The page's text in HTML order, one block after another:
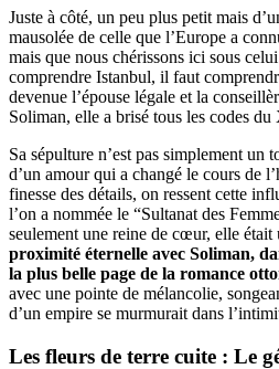
Juste à côté, un peu plus petit mais
mausolée de celle que l’Europe a
mais que nous chérissons ici sous
comprendre Istanbul, il faut
devenue l’épouse légale et la
Soliman, elle a brisé tous les codes
Sa sépulture n’est pas simplement un
d’un amour qui a changé le cours de
finesse des détails, on ressent cette
l’on a nommée le “Sultanat des
seulement une reine de cœur, elle
proximité éternelle avec Soliman,
la plus belle page de la romance
avec une pointe de mélancolie,
d’un empire se murmurait dans
Les fleurs de terre cuite : Le